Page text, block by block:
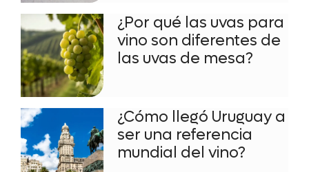
¿Por qué las uvas para
vino son diferentes de
las uvas de mesa?
¿Cómo llegó Uruguay a
ser una referencia
mundial del vino?